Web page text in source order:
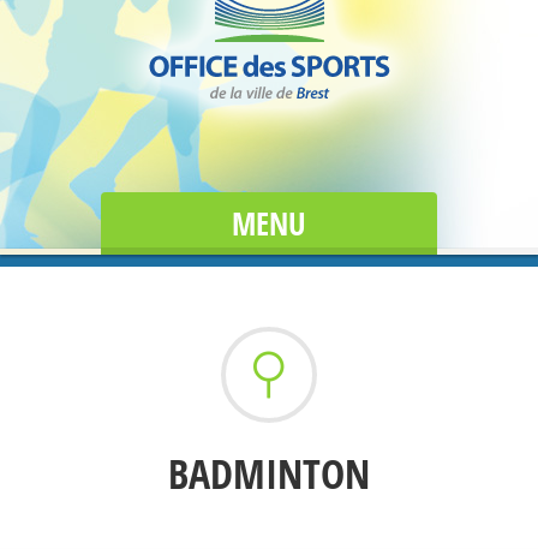
MENU
BADMINTON